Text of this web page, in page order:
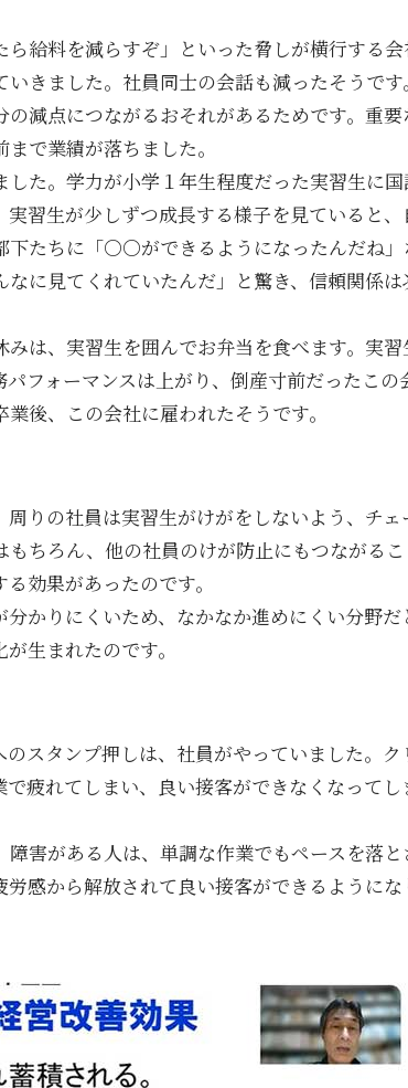
給料を減らすぞ」といった脅しが横行する会
きました。社員同士の会話も減ったそうです
減点につながるおそれがあるためです。重要
で業績が落ちました。
た。学力が小学１年生程度だった実習生に
習生が少しずつ成長する様子を見ていると、
たちに「〇〇ができるようになったんだね
に見てくれていたんだ」と驚き、信頼関係は
は、実習生を囲んでお弁当を食べます。実
フォーマンスは上がり、倒産寸前だったこの
後、この会社に雇われたそうです。
りの社員は実習生がけがをしないよう、チェ
ちろん、他の社員のけが防止にもつながるこ
効果があったのです。
かりにくいため、なかなか進めにくい分野だ
生まれたのです。
スタンプ押しは、社員がやっていました。ク
疲れてしまい、良い接客ができなくなってし
害がある人は、単調な作業でもペースを落と
感から解放されて良い接客ができるように